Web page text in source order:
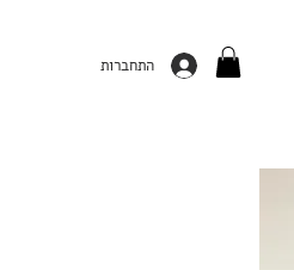
התחברות